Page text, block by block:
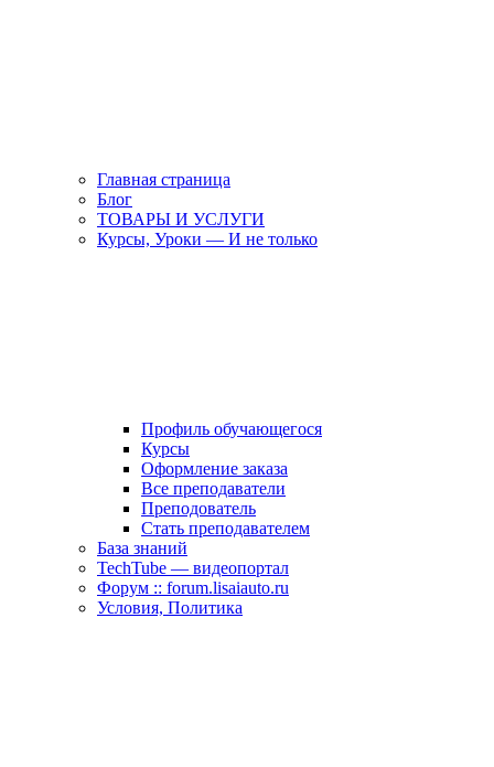
Главная страница
Блог
ТОВАРЫ И УСЛУГИ
Курсы, Уроки — И не только
Профиль обучающегося
Курсы
Оформление заказа
Все преподаватели
Преподователь
Стать преподавателем
База знаний
TechTube — видеопортал
Форум :: forum.lisaiauto.ru
Условия, Политика